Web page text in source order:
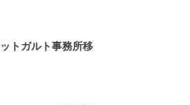
トガルト事務所移